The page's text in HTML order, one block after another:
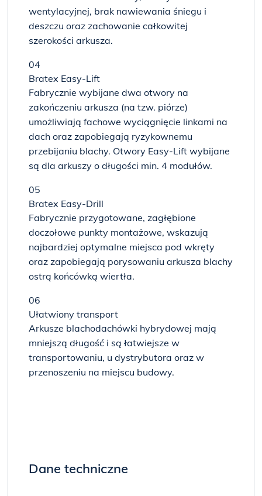
wentylacyjnej, brak nawiewania śniegu i
deszczu oraz zachowanie całkowitej
szerokości arkusza.
04
Bratex Easy-Lift
Fabrycznie wybijane dwa otwory na
zakończeniu arkusza (na tzw. piórze)
umożliwiają fachowe wyciągnięcie linkami na
dach oraz zapobiegają ryzykownemu
przebijaniu blachy. Otwory Easy-Lift wybijane
są dla arkuszy o długości min. 4 modułów.
05
Bratex Easy-Drill
Fabrycznie przygotowane, zagłębione
doczołowe punkty montażowe, wskazują
najbardziej optymalne miejsca pod wkręty
oraz zapobiegają porysowaniu arkusza blachy
ostrą końcówką wiertła.
06
Ułatwiony transport
Arkusze blachodachówki hybrydowej mają
mniejszą długość i są łatwiejsze w
transportowaniu, u dystrybutora oraz w
przenoszeniu na miejscu budowy.
Dane techniczne